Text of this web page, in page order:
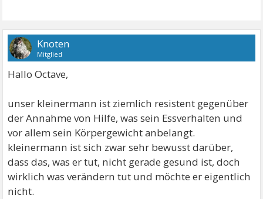
Knoten
Mitglied
Hallo Octave,
unser kleinermann ist ziemlich resistent gegenüber
der Annahme von Hilfe, was sein Essverhalten und
vor allem sein Körpergewicht anbelangt.
kleinermann ist sich zwar sehr bewusst darüber,
dass das, was er tut, nicht gerade gesund ist, doch
wirklich was verändern tut und möchte er eigentlich
nicht.